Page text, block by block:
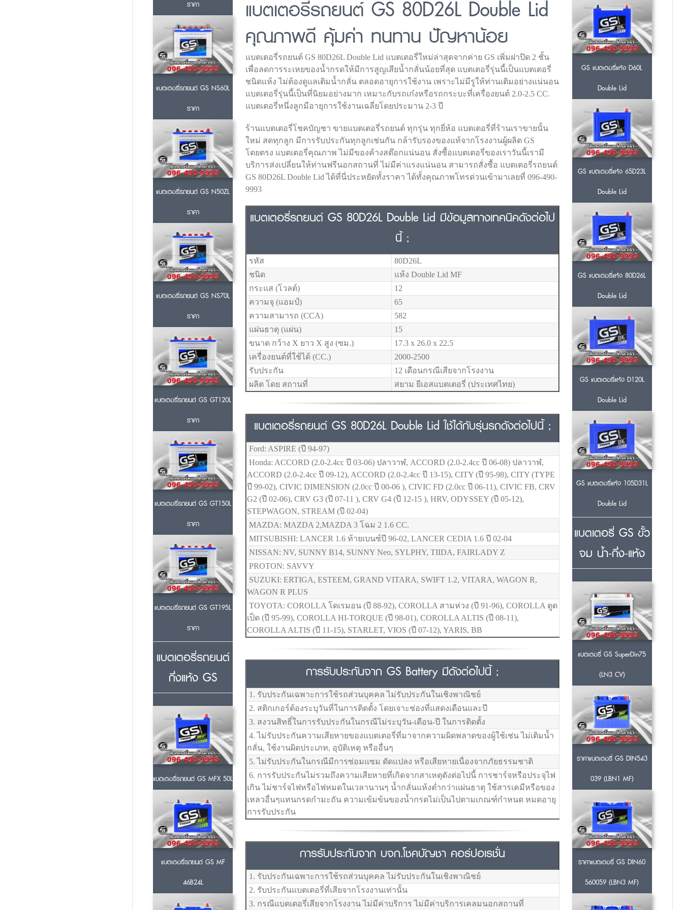
ราคา
แบตเตอรี่รถยนต์ GS NS60L
ราคา
แบตเตอรี่รถยนต์ GS N50ZL
ราคา
แบตเตอรี่รถยนต์ GS NS70L
ราคา
แบตเตอรี่รถยนต์ GS GT120L
ราคา
แบตเตอรี่รถยนต์ GS GT150L
ราคา
แบตเตอรี่รถยนต์ GS GT195L
ราคา
แบตเตอรี่รถยนต์
กึ่งแห้ง GS
แบตเตอรี่รถยนต์ GS MFX 50L
แบตเตอรี่รถยนต์ GS MF
46B24L
แบตเตอรี่รถยนต์ GS 80D26L Double Lid
คุณภาพดี คุ้มค่า ทนทาน ปัญหาน้อย
แบตเตอรี่รถยนต์ GS 80D26L Double Lid แบตเตอรี่ใหม่ล่าสุดจากค่าย GS เพิ่มฝาปิด 2 ชั้น
เพื่อลดการระเหยของน้ำกรดให้มีการสูญเสียน้ำกลั่นน้อยที่สุด แบตเตอรี่รุ่นนี้เป็นแบตเตอรี่
ชนิดแห้ง ไม่ต้องดูแลเติมน้ำกลั่น ตลอดอายุการใช้งาน เพราะไม่มีรูให้ท่านเติมอย่างแน่นอน
แบตเตอรี่รุ่นนี้เป็นที่นิยมอย่างมาก เหมาะกับรถเก๋งหรือรถกระบะที่เครื่องยนต์ 2.0-2.5 CC.
แบตเตอรี่หนึ่งลูกมีอายุการใช้งานเฉลี่ยโดยประมาน 2-3 ปี
ร้านแบตเตอรี่โชคบัญชา ขายแบตเตอรี่รถยนต์ ทุกรุ่น ทุกยี่ห้อ แบตเตอรี่ที่ร้านเราขายนั้น
ใหม่ สดทุกลูก มีการรับประกันทุกลูกเช่นกัน กล้ารับรองของแท้จากโรงงานผู้ผลิต GS
โดยตรง แบตเตอรี่คุณภาพ ไม่มีของค้างสต๊อกแน่นอน สั่งซื้อแบตเตอรี่ของเราวันนี้เรามี
บริการส่งเปลี่ยนให้ท่านฟรีนอกสถานที่ ไม่มีค่าแรงแน่นอน สามารถสั่งซื้อ แบตเตอรี่รถยนต์
GS 80D26L Double Lid ได้ที่นี่ประหยัดทั้งราคา ได้ทั้งคุณภาพโทรด่วนเข้ามาเลยที่ 096-490-
9993
แบตเตอรี่รถยนต์ GS 80D26L Double Lid มีข้อมูลทางเทคนิคดังต่อไป
นี้ ;
รหัส
80D26L
ชนิด
แห้ง Double Lid MF
กระแส (โวลต์)
12
ความจุ (แอมป์)
65
ความสามารถ (CCA)
582
แผ่นธาตุ (แผ่น)
15
ขนาด กว้าง X ยาว X สูง (ซม.)
17.3 x 26.0 x 22.5
เครื่องยนต์ที่ใช้ได้ (CC.)
2000-2500
รับประกัน
12 เดือนกรณีเสียจากโรงงาน
ผลิต โดย สถานที่
สยาม ยีเอสแบตเตอรี่ (ประเทศไทย)
แบตเตอรี่รถยนต์ GS 80D26L Double Lid ใช้ได้กับรุ่นรถดังต่อไปนี้ ;
Ford: ASPIRE (ปี 94-97)
Honda: ACCORD (2.0-2.4cc ปี 03-06) ปลาวาฬ, ACCORD (2.0-2.4cc ปี 06-08) ปลาวาฬ,
ACCORD (2.0-2.4cc ปี 09-12), ACCORD (2.0-2.4cc ปี 13-15), CITY (ปี 95-98), CITY (TYPE
ปี 99-02), CIVIC DIMENSION (2.0cc ปี 00-06 ), CIVIC FD (2.0cc ปี 06-11), CIVIC FB, CRV
G2 (ปี 02-06), CRV G3 (ปี 07-11 ), CRV G4 (ปี 12-15 ), HRV, ODYSSEY (ปี 05-12),
STEPWAGON, STREAM (ปี 02-04)
MAZDA: MAZDA 2,MAZDA 3 โฉม 2 1.6 CC.
MITSUBISHI: LANCER 1.6 ท้ายเบนซ์ปี 96-02, LANCER CEDIA 1.6 ปี 02-04
NISSAN: NV, SUNNY B14, SUNNY Neo, SYLPHY, TIIDA, FAIRLADY Z
PROTON: SAVVY
SUZUKI: ERTIGA, ESTEEM, GRAND VITARA, SWIFT 1.2, VITARA, WAGON R,
WAGON R PLUS
TOYOTA: COROLLA โดเรมอน (ปี 88-92), COROLLA สามห่วง (ปี 91-96), COROLLA ตูด
เป็ด (ปี 95-99), COROLLA HI-TORQUE (ปี 98-01), COROLLA ALTIS (ปี 08-11),
COROLLA ALTIS (ปี 11-15), STARLET, VIOS (ปี 07-12), YARIS, BB
การรับประกันจาก GS Battery มีดังต่อไปนี้ ;
1. รับประกันเฉพาะการใช้รถส่วนบุคคล ไม่รับประกันในเชิงพาณิชย์
2. สติกเกอร์ต้องระบุวันที่ในการติดตั้ง โดยเจาะช่องที่แสดงเดือนและปี
3. สงวนสิทธิ์ในการรับประกันในกรณีไม่ระบุวัน-เดือน-ปี ในการติดตั้ง
4. ไม่รับประกันความเสียหายของแบตเตอรี่ที่มาจากความผิดพลาดของผู้ใช้เช่น ไม่เติมน้ำ
กลั่น, ใช้งานผิดประเภท, อุบัติเหตุ หรืออื่นๆ
5. ไม่รับประกันในกรณีมีการซ่อมแซม ดัดแปลง หรือเสียหายเนื่องจากภัยธรรมชาติ
6. การรับประกันไม่รวมถึงความเสียหายที่เกิดจากสาเหตุดังต่อไปนี้ การชาร์จหรือประจุไฟ
เกิน ไม่ชาร์จไฟหรือไฟหมดในเวลานานๆ น้ำกลั่นแห้งต่ำกว่าแผ่นธาตุ ใช้สารเคมีหรือของ
เหลวอื่นๆแทนกรดกำมะถัน ความเข้มข้นของน้ำกรดไม่เป็นไปตามเกณฑ์กำหนด หมดอายุ
การรับประกัน
การรับประกันจาก บจก.โชคบัญชา คอร์ปอเรชั่น
1. รับประกันเฉพาะการใช้รถส่วนบุคคล ไม่รับประกันในเชิงพาณิชย์
2. รับประกันแบตเตอรี่ที่เสียจากโรงงานเท่านั้น
3. กรณีแบตเตอรี่เสียจากโรงงาน ไม่มีค่าบริการ ไม่มีค่าบริการเคลมนอกสถานที่
GS แบตเตอรี่แห้ง D60L
Double Lid
GS แบตเตอรี่แห้ง 65D23L
Double Lid
GS แบตเตอรี่แห้ง 80D26L
Double Lid
GS แบตเตอรี่แห้ง D120L
Double Lid
GS แบตเตอรี่แห้ง 105D31L
Double Lid
แบตเตอรี่ GS ขั้ว
จม น้ำ-กึ่ง-แห้ง
แบตเตอรี่ GS SuperDin75
(LN3 CV)
ราคาแบตเตอรี่ GS DIN543
039 (LBN1 MF)
ราคาแบตเตอรี่ GS DIN60
560059 (LBN3 MF)